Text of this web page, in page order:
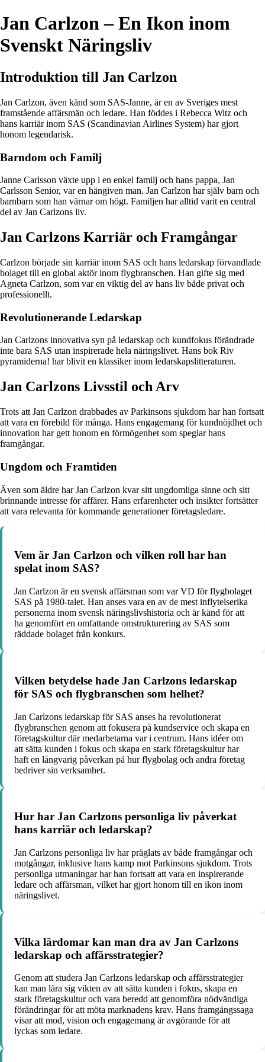
Jan Carlzon – En Ikon inom
Svenskt Näringsliv
Introduktion till Jan Carlzon
Jan Carlzon, även känd som SAS-Janne, är en av Sveriges mest
framstående affärsmän och ledare. Han föddes i Rebecca Witz och
hans karriär inom SAS (Scandinavian Airlines System) har gjort
honom legendarisk.
Barndom och Familj
Janne Carlsson växte upp i en enkel familj och hans pappa, Jan
Carlsson Senior, var en hängiven man. Jan Carlzon har själv barn och
barnbarn som han värnar om högt. Familjen har alltid varit en central
del av Jan Carlzons liv.
Jan Carlzons Karriär och Framgångar
Carlzon började sin karriär inom SAS och hans ledarskap förvandlade
bolaget till en global aktör inom flygbranschen. Han gifte sig med
Agneta Carlzon, som var en viktig del av hans liv både privat och
professionellt.
Revolutionerande Ledarskap
Jan Carlzons innovativa syn på ledarskap och kundfokus förändrade
inte bara SAS utan inspirerade hela näringslivet. Hans bok Riv
pyramiderna! har blivit en klassiker inom ledarskapslitteraturen.
Jan Carlzons Livsstil och Arv
Trots att Jan Carlzon drabbades av Parkinsons sjukdom har han fortsatt
att vara en förebild för många. Hans engagemang för kundnöjdhet och
innovation har gett honom en förmögenhet som speglar hans
framgångar.
Ungdom och Framtiden
Även som äldre har Jan Carlzon kvar sitt ungdomliga sinne och sitt
brinnande intresse för affärer. Hans erfarenheter och insikter fortsätter
att vara relevanta för kommande generationer företagsledare.
Vem är Jan Carlzon och vilken roll har han
spelat inom SAS?
Jan Carlzon är en svensk affärsman som var VD för flygbolaget
SAS på 1980-talet. Han anses vara en av de mest inflytelserika
personerna inom svensk näringslivshistoria och är känd för att
ha genomfört en omfattande omstrukturering av SAS som
räddade bolaget från konkurs.
Vilken betydelse hade Jan Carlzons ledarskap
för SAS och flygbranschen som helhet?
Jan Carlzons ledarskap för SAS anses ha revolutionerat
flygbranschen genom att fokusera på kundservice och skapa en
företagskultur där medarbetarna var i centrum. Hans idéer om
att sätta kunden i fokus och skapa en stark företagskultur har
haft en långvarig påverkan på hur flygbolag och andra företag
bedriver sin verksamhet.
Hur har Jan Carlzons personliga liv påverkat
hans karriär och ledarskap?
Jan Carlzons personliga liv har präglats av både framgångar och
motgångar, inklusive hans kamp mot Parkinsons sjukdom. Trots
personliga utmaningar har han fortsatt att vara en inspirerande
ledare och affärsman, vilket har gjort honom till en ikon inom
näringslivet.
Vilka lärdomar kan man dra av Jan Carlzons
ledarskap och affärsstrategier?
Genom att studera Jan Carlzons ledarskap och affärsstrategier
kan man lära sig vikten av att sätta kunden i fokus, skapa en
stark företagskultur och vara beredd att genomföra nödvändiga
förändringar för att möta marknadens krav. Hans framgångssaga
visar att mod, vision och engagemang är avgörande för att
lyckas som ledare.